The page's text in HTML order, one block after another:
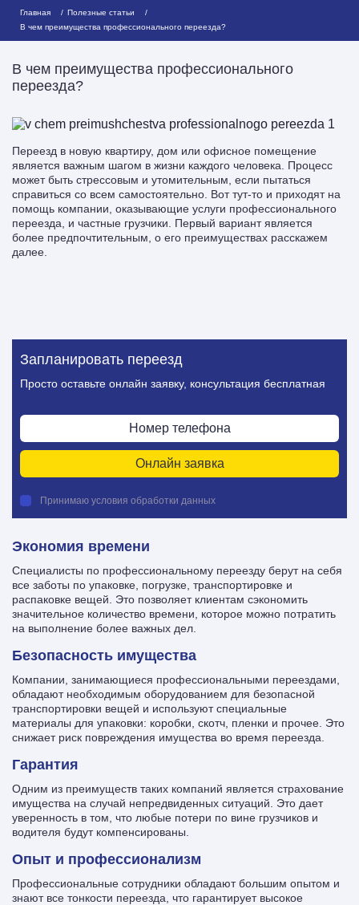
Главная
Полезные статьи
В чем преимущества профессионального переезда?
В чем преимущества профессионального
переезда?
Переезд в новую квартиру, дом или офисное помещение
является важным шагом в жизни каждого человека. Процесс
может быть стрессовым и утомительным, если пытаться
справиться со всем самостоятельно. Вот тут-то и приходят на
помощь компании, оказывающие услуги профессионального
переезда, и частные грузчики. Первый вариант является
более предпочтительным, о его преимуществах расскажем
далее.
Запланировать переезд
Просто оставьте онлайн заявку, консультация бесплатная
Онлайн заявка
Принимаю условия обработки данных
Экономия времени
Специалисты по профессиональному переезду берут на себя
все заботы по упаковке, погрузке, транспортировке и
распаковке вещей. Это позволяет клиентам сэкономить
значительное количество времени, которое можно потратить
на выполнение более важных дел.
Безопасность имущества
Компании, занимающиеся профессиональными переездами,
обладают необходимым оборудованием для безопасной
транспортировки вещей и используют специальные
материалы для упаковки: коробки, скотч, пленки и прочее. Это
снижает риск повреждения имущества во время переезда.
Гарантия
Одним из преимуществ таких компаний является страхование
имущества на случай непредвиденных ситуаций. Это дает
уверенность в том, что любые потери по вине грузчиков и
водителя будут компенсированы.
Опыт и профессионализм
Профессиональные сотрудники обладают большим опытом и
знают все тонкости переезда, что гарантирует высокое